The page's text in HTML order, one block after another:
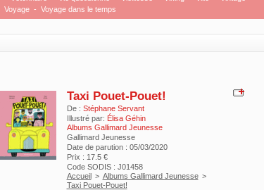
Voyage - Voyage dans le temps
Taxi Pouet-Pouet!
De : Stéphane Servant
Illustré par: Élisa Géhin
Albums Gallimard Jeunesse
Gallimard Jeunesse
Date de parution : 05/03/2020
Prix : 17.5 €
Code SODIS : J01458
Accueil > Albums Gallimard Jeunesse >
Taxi Pouet-Pouet!